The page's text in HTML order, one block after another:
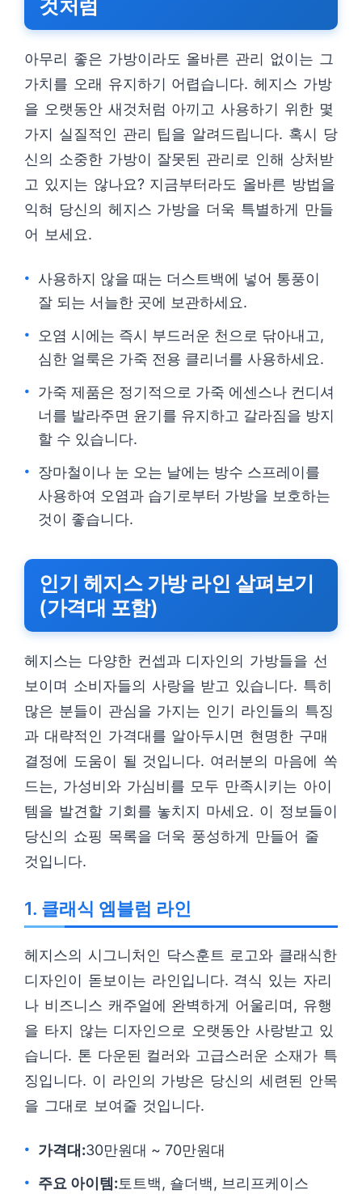
것처럼
아무리 좋은 가방이라도 올바른 관리 없이는 그
가치를 오래 유지하기 어렵습니다. 헤지스 가방
을 오랫동안 새것처럼 아끼고 사용하기 위한 몇
가지 실질적인 관리 팁을 알려드립니다. 혹시 당
신의 소중한 가방이 잘못된 관리로 인해 상처받
고 있지는 않나요? 지금부터라도 올바른 방법을
익혀 당신의 헤지스 가방을 더욱 특별하게 만들
어 보세요.
사용하지 않을 때는 더스트백에 넣어 통풍이
잘 되는 서늘한 곳에 보관하세요.
오염 시에는 즉시 부드러운 천으로 닦아내고,
심한 얼룩은 가죽 전용 클리너를 사용하세요.
가죽 제품은 정기적으로 가죽 에센스나 컨디셔
너를 발라주면 윤기를 유지하고 갈라짐을 방지
할 수 있습니다.
장마철이나 눈 오는 날에는 방수 스프레이를
사용하여 오염과 습기로부터 가방을 보호하는
것이 좋습니다.
인기 헤지스 가방 라인 살펴보기
(가격대 포함)
헤지스는 다양한 컨셉과 디자인의 가방들을 선
보이며 소비자들의 사랑을 받고 있습니다. 특히
많은 분들이 관심을 가지는 인기 라인들의 특징
과 대략적인 가격대를 알아두시면 현명한 구매
결정에 도움이 될 것입니다. 여러분의 마음에 쏙
드는, 가성비와 가심비를 모두 만족시키는 아이
템을 발견할 기회를 놓치지 마세요. 이 정보들이
당신의 쇼핑 목록을 더욱 풍성하게 만들어 줄
것입니다.
1. 클래식 엠블럼 라인
헤지스의 시그니처인 닥스훈트 로고와 클래식한
디자인이 돋보이는 라인입니다. 격식 있는 자리
나 비즈니스 캐주얼에 완벽하게 어울리며, 유행
을 타지 않는 디자인으로 오랫동안 사랑받고 있
습니다. 톤 다운된 컬러와 고급스러운 소재가 특
징입니다. 이 라인의 가방은 당신의 세련된 안목
을 그대로 보여줄 것입니다.
가격대:30만원대 ~ 70만원대
주요 아이템:토트백, 숄더백, 브리프케이스